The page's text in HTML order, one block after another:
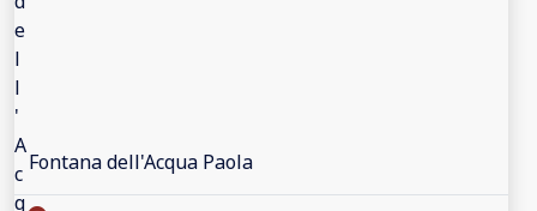
Fontana dell'Acqua Paola